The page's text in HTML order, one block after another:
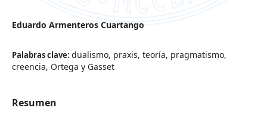
Eduardo Armenteros Cuartango
Palabras clave: dualismo, praxis, teoría, pragmatismo,
creencia, Ortega y Gasset
Resumen